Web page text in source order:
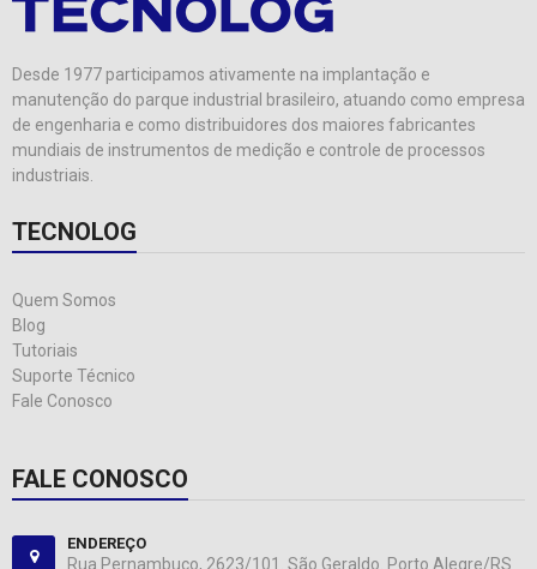
Desde 1977 participamos ativamente na implantação e
manutenção do parque industrial brasileiro, atuando como empresa
de engenharia e como distribuidores dos maiores fabricantes
mundiais de instrumentos de medição e controle de processos
industriais.
TECNOLOG
Quem Somos
Blog
Tutoriais
Suporte Técnico
Fale Conosco
FALE CONOSCO
ENDEREÇO
Rua Pernambuco, 2623/101. São Geraldo. Porto Alegre/RS